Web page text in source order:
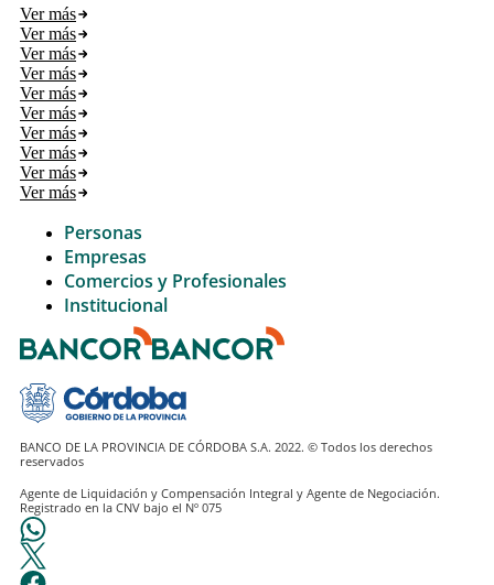
Ver más
Ver más
Ver más
Ver más
Ver más
Ver más
Ver más
Ver más
Ver más
Ver más
Personas
Empresas
Comercios y Profesionales
Institucional
BANCO DE LA PROVINCIA DE CÓRDOBA S.A. 2022. © Todos los derechos
Agente de Liquidación y Compensación Integral y Agente de Negociación.
Registrado en la CNV bajo el Nº 075